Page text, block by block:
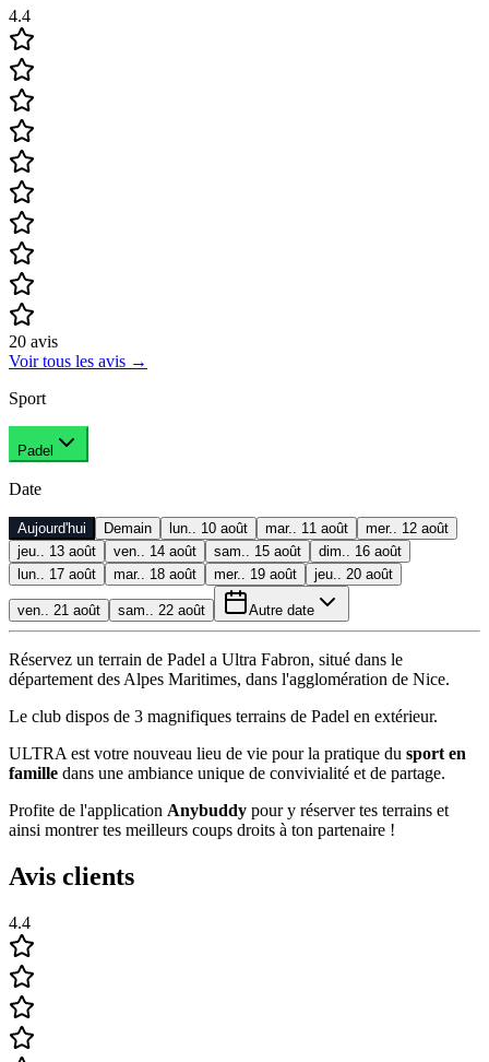
4.4
20 avis
Voir tous les avis →
Sport
Padel
Date
Aujourd'hui Demain lun.. 10 août mar.. 11 août
mer.. 12 août
jeu.. 13 août
ven.. 14 août sam.. 15 août
dim.. 16 août
lun.. 17 août
mar.. 18 août mer.. 19 août jeu.. 20 août
ven.. 21 août sam.. 22 août Autre date
Réservez un terrain de Padel a Ultra Fabron, situé dans le
département des Alpes Maritimes, dans l'agglomération de Nice.
Le club dispos de 3 magnifiques terrains de Padel en extérieur.
ULTRA est votre nouveau lieu de vie pour la pratique du sport en
famille dans une ambiance unique de convivialité et de partage.
Profite de l'application Anybuddy pour y réserver tes terrains et
ainsi montrer tes meilleurs coups droits à ton partenaire !
Avis clients
4.4